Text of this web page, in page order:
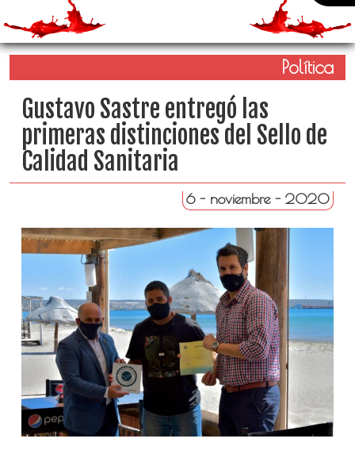
Política
Gustavo Sastre entregó las
primeras distinciones del Sello de
Calidad Sanitaria
6 - noviembre - 2020